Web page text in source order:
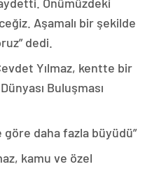
Aşamalı bir şekilde
dedi.
Yılmaz, kentte bir
Buluşması
daha fazla büyüdü”
kamu ve özel